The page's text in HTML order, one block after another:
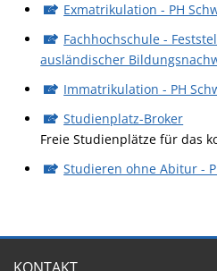
Exmatrikulation - PH
Fachhochschule -
ausländischer
Immatrikulation - PH
Studienplatz-Broker
Freie Studienplätze für das
Studieren ohne Abitur -